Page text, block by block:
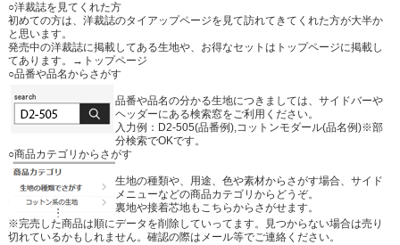
○洋裁誌を見てくれた方
初めての方は、洋裁誌のタイアップページを見て訪れてきてくれた方が大半か
と思います。
発売中の洋裁誌に掲載してある生地や、お得なセットはトップページに掲載し
てあります。
→トップページ
○品番や品名からさがす
品番や品名の分かる生地につきましては、サイドバーや
ヘッダーにある検索窓をご利用ください。
入力例：D2-505(品番例),コットンモダール(品名例)※部
分検索でOKです。
○商品カテゴリからさがす
生地の種類や、用途、色や素材からさがす場合、サイド
メニューなどの商品カテゴリからどうぞ。
裏地や接着芯地もこちらからさがせます。
※完売した商品は順にデータを削除していってます。見つからない場合は売り
切れているかもしれません。確認の際はメール等でご連絡ください。